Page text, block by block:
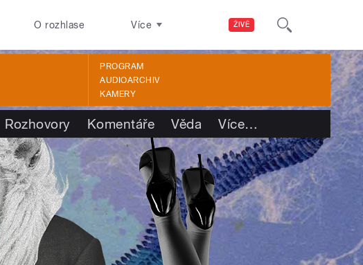
ŽIVĚ
O rozhlase Více
PROGRAM
AUDIOARCHIV
KAMERY
Rozhovory Komentáře Věda Více…